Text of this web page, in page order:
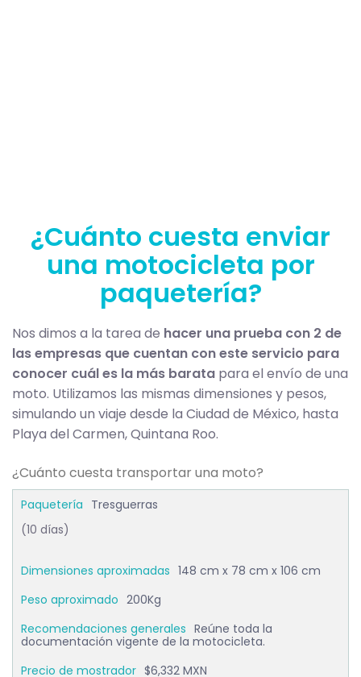
¿Cuánto cuesta enviar
una motocicleta por
paquetería?
Nos dimos a la tarea de hacer una prueba con 2 de
las empresas que cuentan con este servicio para
conocer cuál es la más barata para el envío de una
moto. Utilizamos las mismas dimensiones y pesos,
simulando un viaje desde la Ciudad de México, hasta
Playa del Carmen, Quintana Roo.
¿Cuánto cuesta transportar una moto?
Tresguerras
(10 días)
148 cm x 78 cm x 106 cm
200Kg
Reúne toda la
documentación vigente de la motocicleta.
$6,332 MXN